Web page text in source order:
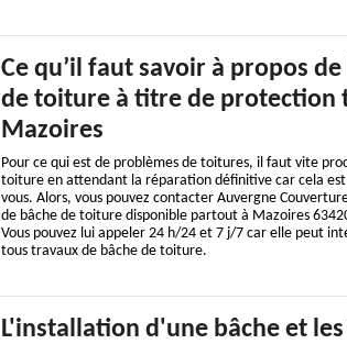
Ce qu’il faut savoir à propos
de toiture à titre de protection
Mazoires
Pour ce qui est de problèmes de toitures, il faut vite
toiture en attendant la réparation définitive car cela est
vous. Alors, vous pouvez contacter Auvergne
de bâche de toiture disponible partout à Mazoires
Vous pouvez lui appeler 24 h/24 et 7 j/7 car elle peut
tous travaux de bâche de toiture.
L'installation d'une bâche et